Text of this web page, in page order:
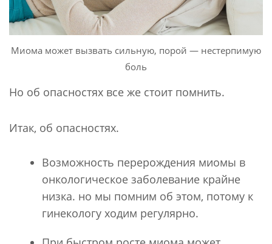
Миома может вызвать сильную, порой — нестерпимую
боль
Но об опасностях все же стоит помнить.
Итак, об опасностях.
Возможность перерождения миомы в
онкологическое заболевание крайне
низка. но мы помним об этом, потому к
гинекологу ходим регулярно.